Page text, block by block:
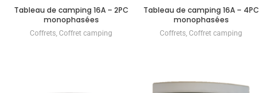
Tableau de camping 16A – 2PC
monophasées
Coffrets, Coffret camping
Tableau de camping 16A – 4PC
monophasées
Coffrets, Coffret camping